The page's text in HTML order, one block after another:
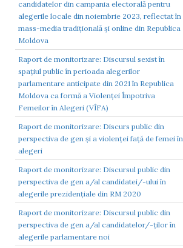
candidatelor din campania electorală pentru
alegerile locale din noiembrie 2023, reflectat în
mass-media tradițională și online din Republica
Moldova
Raport de monitorizare: Discursul sexist în
spațiul public în perioada alegerilor
parlamentare anticipate din 2021 în Republica
Moldova ca formă a Violenței Împotriva
Femeilor în Alegeri (VÎFA)
Raport de monitorizare: Discurs public din
perspectiva de gen și a violenței față de femei în
alegeri
Raport de monitorizare: Discursul public din
perspectiva de gen a/al candidatei/-ului în
alegerile prezidențiale din RM 2020
Raport de monitorizare: Discursul public din
perspectiva de gen a/al candidatelor/-ților în
alegerile parlamentare noi